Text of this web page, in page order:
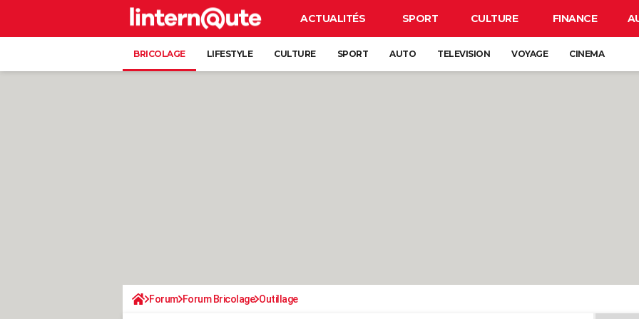
ACTUALITÉS SPORT CULTURE FINANCE
BRICOLAGE LIFESTYLE CULTURE SPORT AUTO TELEVISION VOYAGE CINEMA
Forum Forum Bricolage Outillage